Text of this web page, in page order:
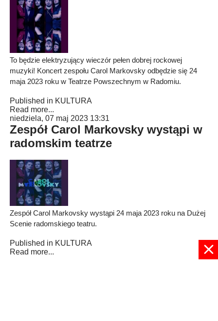
To będzie elektryzujący wieczór pełen dobrej rockowej
muzyki! Koncert zespołu Carol Markovsky odbędzie się 24
maja 2023 roku w Teatrze Powszechnym w Radomiu.
Published in KULTURA
Read more...
niedziela, 07 maj 2023 13:31
Zespół Carol Markovsky wystąpi w
radomskim teatrze
Zespół Carol Markovsky wystąpi 24 maja 2023 roku na Dużej
Scenie radomskiego teatru.
Published in KULTURA
Read more...